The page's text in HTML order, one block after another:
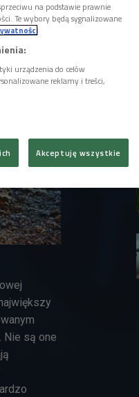
Nie są one
na podstawie prawnie
Te wybory będą sygnalizowane
urządzenia do celów
reklamy i treści,
Akceptuję wszystkie